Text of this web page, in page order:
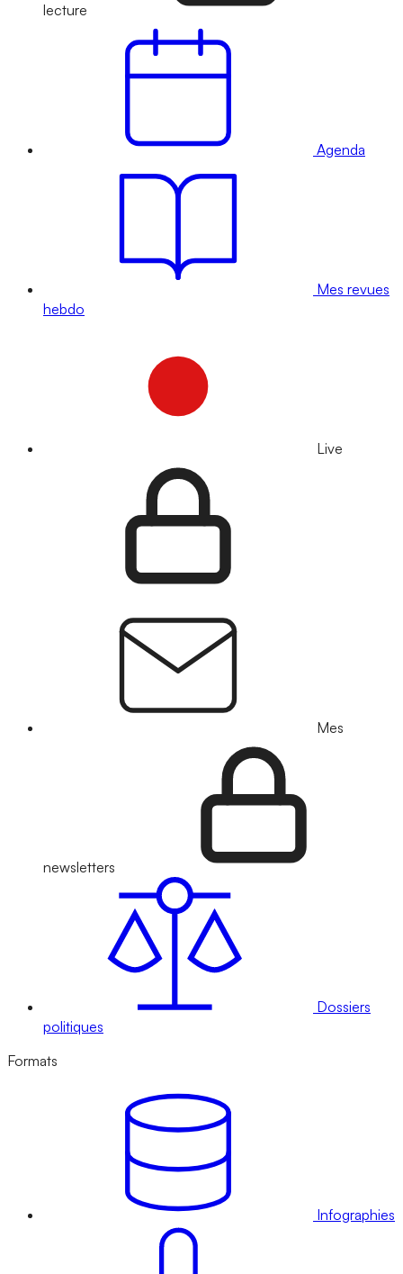
lecture
Agenda
Mes revues
hebdo
Live
Mes
newsletters
Dossiers
politiques
Formats
Infographies